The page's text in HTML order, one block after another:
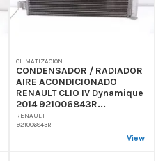
CLIMATIZACION
CONDENSADOR / RADIADOR
AIRE ACONDICIONADO
RENAULT CLIO IV Dynamique
2014 921006843R...
RENAULT
921006843R
View